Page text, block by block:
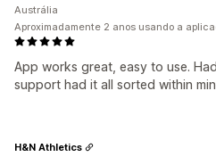
App works great, easy to use.
support had it all sorted within
Austrália
Aproximadamente 2 anos usando a
H&N Athletics